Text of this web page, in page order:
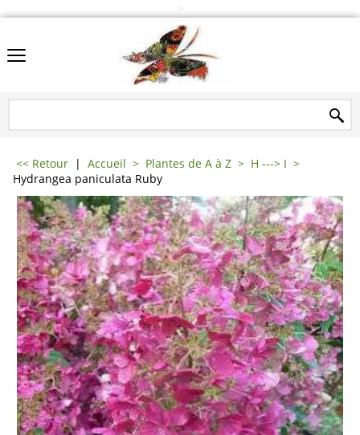
<< Retour | Accueil > Plantes de A à Z > H ---> I >
Hydrangea paniculata Ruby